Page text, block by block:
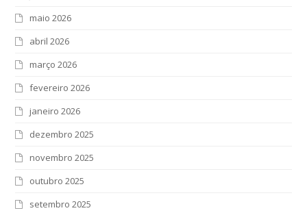
maio 2026
abril 2026
março 2026
fevereiro 2026
janeiro 2026
dezembro 2025
novembro 2025
outubro 2025
setembro 2025